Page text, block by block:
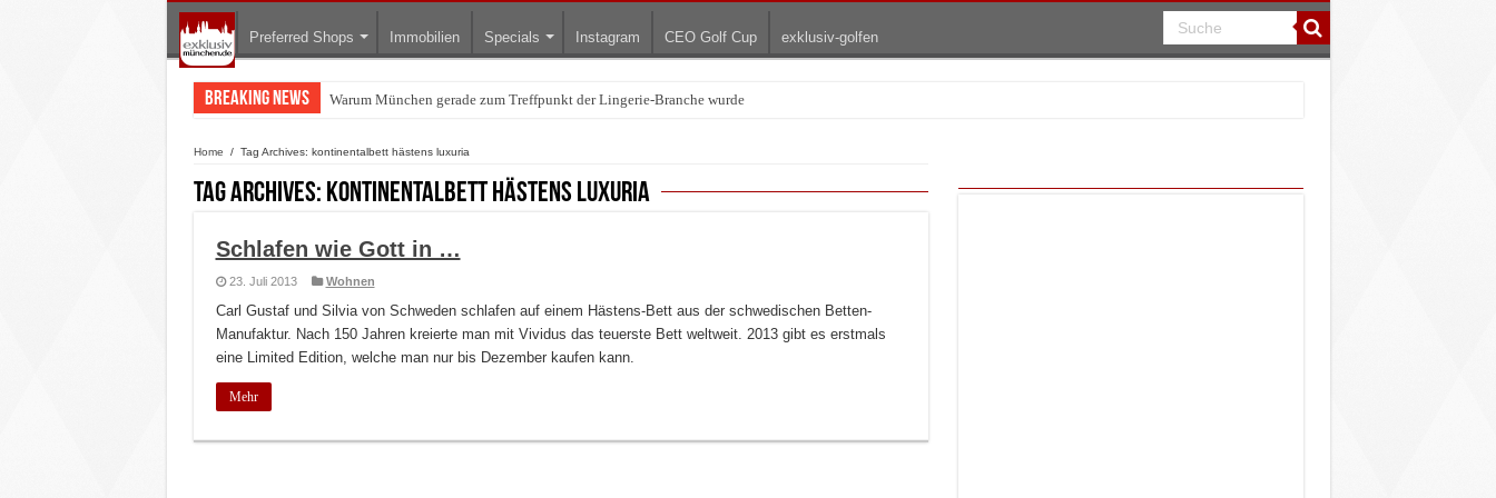
Preferred Shops Immobilien Specials Instagram CEO Golf Cup exklusiv-golfen
Breaking News Warum München gerade zum Treffpunkt der Lingerie-Branche wurde
BMW Art Cars in München: Warum die rollenden Kunstwerke bis heute einzigartig sind
Home / Tag Archives: kontinentalbett hästens luxuria
Tag Archives: kontinentalbett hästens luxuria
Schlafen wie Gott in …
23. Juli 2013 Wohnen
Carl Gustaf und Silvia von Schweden schlafen auf einem Hästens-Bett aus der schwedischen Betten-
Manufaktur. Nach 150 Jahren kreierte man mit Vividus das teuerste Bett weltweit. 2013 gibt es erstmals
eine Limited Edition, welche man nur bis Dezember kaufen kann.
Mehr